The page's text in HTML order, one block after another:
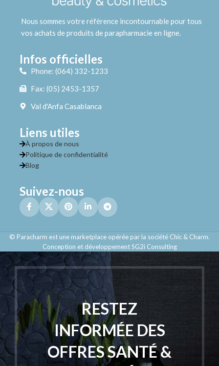
Nous sommes votre référence incontournable pour tous
vos achats de produits de parapharmacie en ligne.
Infos officielles
Phone: (064) 332-1233
Fax: (05) 2453-1357
Val d'Anfa Casablanca
Liens utiles
À propos de nous
Politique de confidentialité
Blog
Suivez-nous
© Paracharm est une marketplace opérée par la société Chic & Charm.
Conception et développement SG2i Consulting
RESTEZ
INFORMÉE DES
OFFRES SANTÉ &